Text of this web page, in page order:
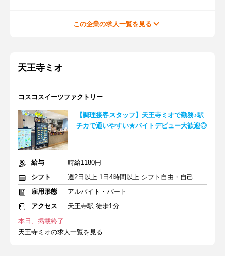
この企業の求人一覧を見る
天王寺ミオ
コスコスイーツファクトリー
【調理接客スタッフ】天王寺ミオで勤務♪駅
チカで通いやすい★バイトデビュー大歓迎◎
給与
時給1180円
シフト
週2日以上 1日4時間以上 シフト自由・自己申告
雇用形態
アルバイト・パート
アクセス
天王寺駅 徒歩1分
本日、掲載終了
天王寺ミオの求人一覧を見る